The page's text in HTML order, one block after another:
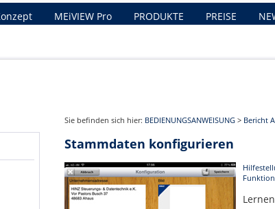
MEiVIEW Pro PRODUKTE PREISE
Sie befinden sich hier: BEDIENUNGSANWEISUNG> Bericht
Stammdaten konfigurieren